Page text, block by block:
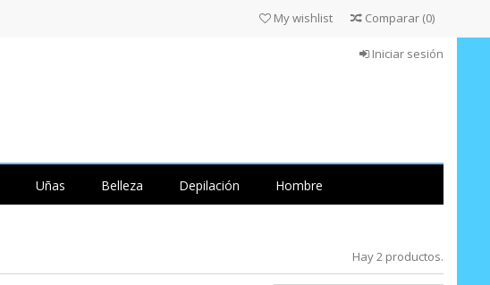
Comparar (0)
My wishlist
Iniciar sesión
Uñas Belleza Depilación Hombre
Hay 2 productos.